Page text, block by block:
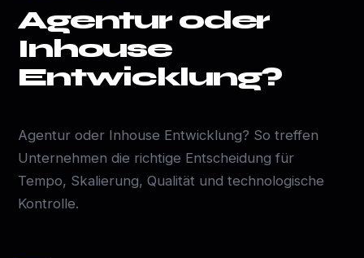
Agentur oder
Inhouse
Entwicklung?
Agentur oder Inhouse Entwicklung? So treffen
Unternehmen die richtige Entscheidung für
Tempo, Skalierung, Qualität und technologische
Kontrolle.